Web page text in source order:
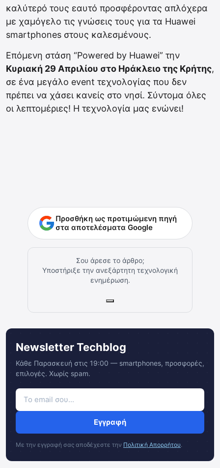
καλύτερό τους εαυτό προσφέροντας απλόχερα
με χαμόγελο τις γνώσεις τους για τα Huawei
smartphones στους καλεσμένους.
Επόμενη στάση “Powered by Huawei” την
Κυριακή 29 Απριλίου στο Ηράκλειο της Κρήτης,
σε ένα μεγάλο event τεχνολογίας που δεν
πρέπει να χάσει κανείς στο νησί. Σύντομα όλες
οι λεπτομέριες! Η τεχνολογία μας ενώνει!
Προσθήκη ως προτιμώμενη πηγή
στα αποτελέσματα Google
Σου άρεσε το άρθρο;
Υποστήριξε την ανεξάρτητη τεχνολογική
ενημέρωση.
Newsletter Techblog
Κάθε Παρασκευή στις 19:00 — smartphones, προσφορές,
επιλογές. Χωρίς spam.
Εγγραφή
Με την εγγραφή σας αποδέχεστε την Πολιτική Απορρήτου.